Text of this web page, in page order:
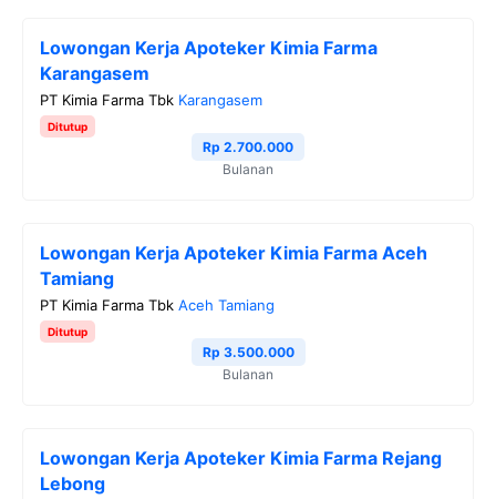
Lowongan Kerja Apoteker Kimia Farma
Karangasem
PT Kimia Farma Tbk Karangasem
Ditutup
Rp 2.700.000
Bulanan
Lowongan Kerja Apoteker Kimia Farma Aceh
Tamiang
PT Kimia Farma Tbk Aceh Tamiang
Ditutup
Rp 3.500.000
Bulanan
Lowongan Kerja Apoteker Kimia Farma Rejang
Lebong